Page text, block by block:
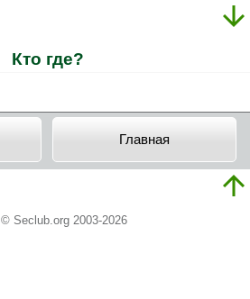
Кто где?
Главная
© Seclub.org 2003-2026